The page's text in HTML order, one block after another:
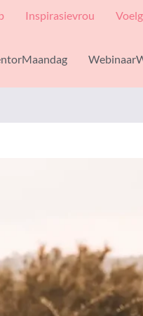
Inspirasievrou